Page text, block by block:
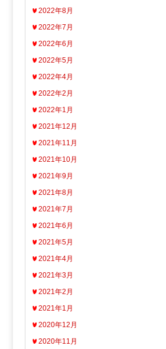
2022年8月
2022年7月
2022年6月
2022年5月
2022年4月
2022年2月
2022年1月
2021年12月
2021年11月
2021年10月
2021年9月
2021年8月
2021年7月
2021年6月
2021年5月
2021年4月
2021年3月
2021年2月
2021年1月
2020年12月
2020年11月